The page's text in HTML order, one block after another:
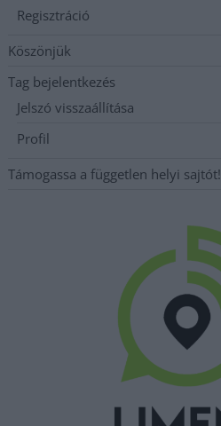
Regisztráció
Köszönjük
Tag bejelentkezés
Jelszó visszaállítása
Profil
Támogassa a független helyi sajtót!